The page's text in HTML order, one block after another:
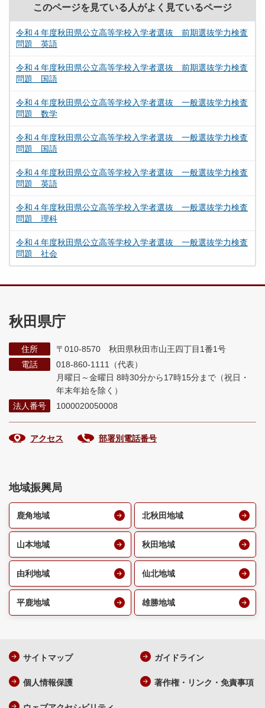
このページを見ている人がよく見ているページ
令和４年度秋田県公立高等学校入学者選抜 前期選抜学力検査
問題 英語
令和４年度秋田県公立高等学校入学者選抜 前期選抜学力検査
問題 国語
令和４年度秋田県公立高等学校入学者選抜 一般選抜学力検査
問題 数学
令和４年度秋田県公立高等学校入学者選抜 一般選抜学力検査
問題 国語
令和４年度秋田県公立高等学校入学者選抜 一般選抜学力検査
問題 英語
令和４年度秋田県公立高等学校入学者選抜 一般選抜学力検査
問題 理科
令和４年度秋田県公立高等学校入学者選抜 一般選抜学力検査
問題 社会
秋田県庁
住所
〒010-8570 秋田県秋田市山王四丁目1番1号
電話
018-860-1111（代表）
月曜日～金曜日 8時30分から17時15分まで （祝日・
年末年始を除く）
法人番号
1000020050008
アクセス 部署別電話番号
地域振興局
鹿角地域 北秋田地域
山本地域 秋田地域
由利地域 仙北地域
平鹿地域 雄勝地域
サイトマップ ガイドライン
個人情報保護 著作権・リンク・免責事項